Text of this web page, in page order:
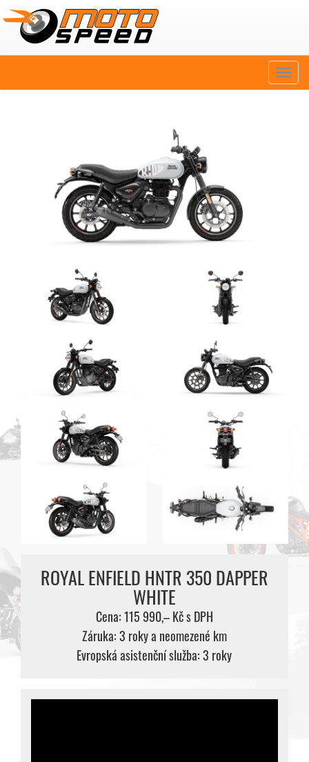
ROYAL ENFIELD HNTR 350 DAPPER
WHITE
Cena: 115 990,– Kč s DPH
Záruka: 3 roky a neomezené km
Evropská asistenční služba: 3 roky